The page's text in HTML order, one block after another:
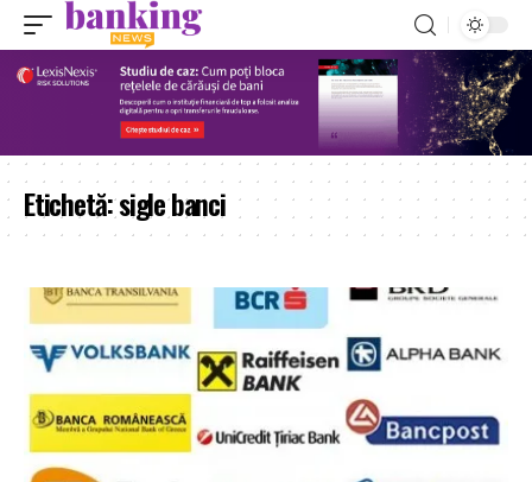
Etichetă:sigle banci